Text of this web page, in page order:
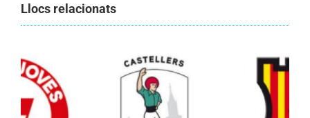
Llocs relacionats